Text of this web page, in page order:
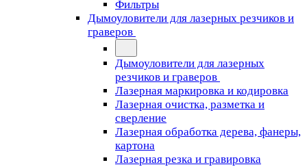
Фильтры
Дымоуловители для лазерных резчиков и
граверов
Дымоуловители для лазерных
резчиков и граверов
Лазерная маркировка и кодировка
Лазерная очистка, разметка и
сверление
Лазерная обработка дерева, фанеры,
картона
Лазерная резка и гравировка